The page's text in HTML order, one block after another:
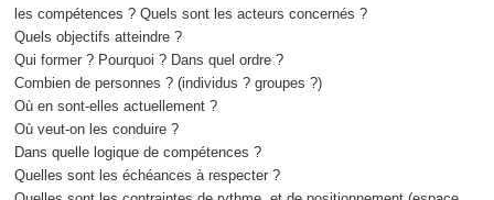
les compétences ? Quels sont les acteurs concernés ?
Quels objectifs atteindre ?
Qui former ? Pourquoi ? Dans quel ordre ?
Combien de personnes ? (individus ? groupes ?)
Où en sont-elles actuellement ?
Où veut-on les conduire ?
Dans quelle logique de compétences ?
Quelles sont les échéances à respecter ?